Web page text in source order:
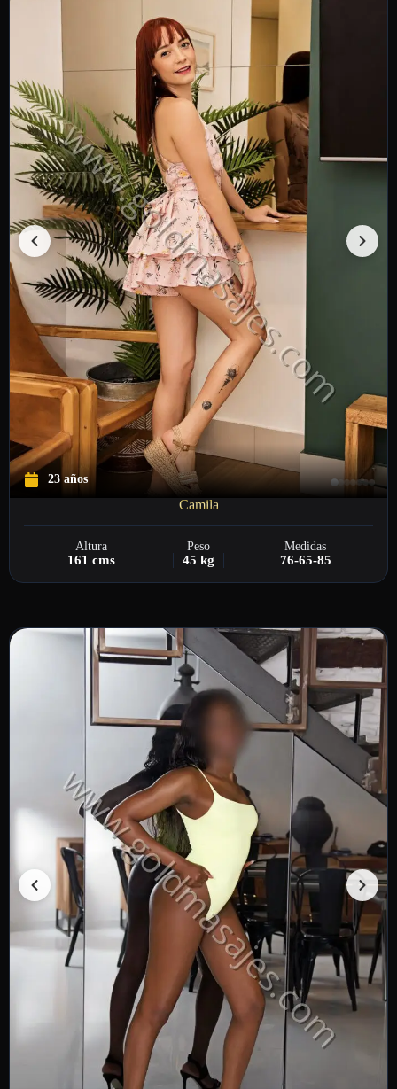
23 años
Camila
Altura Peso Medidas
161 cms 45 kg 76-65-85